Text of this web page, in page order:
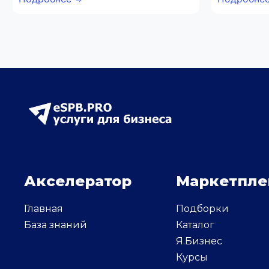
Акселератор
Главная
База знаний
Подборки
Каталог
Я.Бизнес
Курсы